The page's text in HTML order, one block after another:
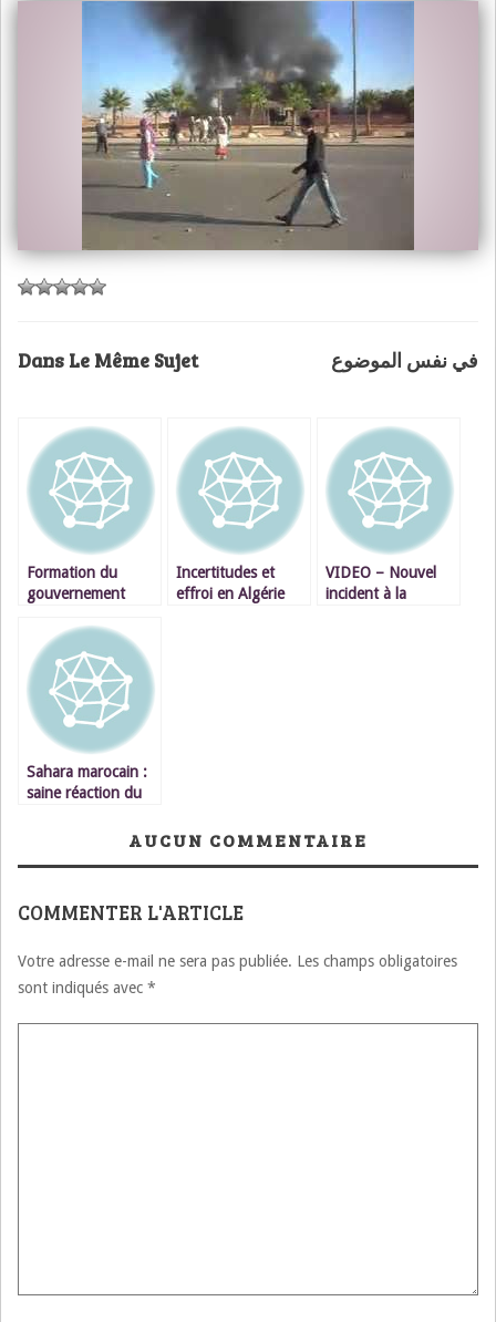
Dans Le Même Sujet في نفس الموضوع
Formation du
gouvernement
exemple de
démocratie et de
démenti cinglant
donné aux ennemis
du Maroc !
Incertitudes et
effroi en Algérie
VIDEO – Nouvel
incident à la
Sahara marocain :
saine réaction du
AUCUN COMMENTAIRE
COMMENTER L'ARTICLE
Votre adresse e-mail ne sera pas publiée. Les champs obligatoires
sont indiqués avec *